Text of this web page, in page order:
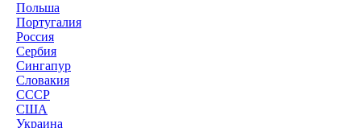
Польша
Португалия
Россия
Сербия
Сингапур
Словакия
СССР
США
Украина